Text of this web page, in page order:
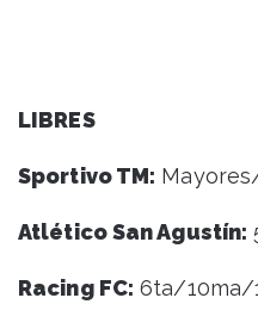
LIBRES
Sportivo TM:
Atlético San Agustín:
Racing FC: 6ta/10ma/